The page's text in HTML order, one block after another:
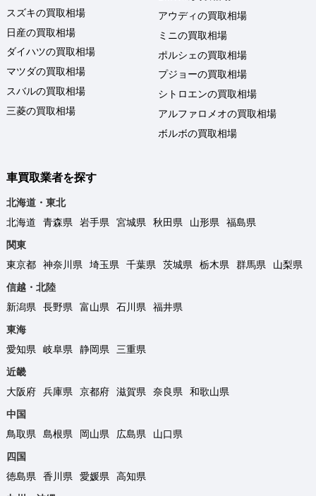
スズキの買取相場
日産の買取相場
ダイハツの買取相場
マツダの買取相場
スバルの買取相場
三菱の買取相場
アウディの買取相場
ミニの買取相場
ポルシェの買取相場
プジョーの買取相場
シトロエンの買取相場
アルファロメオの買取相場
ボルボの買取相場
車買取業者を探す
北海道・東北
北海道
青森県 岩手県 宮城県 秋田県 山形県
福島県
関東
東京都
神奈川県 埼玉県 千葉県 茨城県 栃木県 群馬県
山梨県
信越・北陸
新潟県
長野県 富山県 石川県
福井県
東海
愛知県
岐阜県 静岡県
三重県
近畿
大阪府
兵庫県 京都府 滋賀県 奈良県
和歌山県
中国
鳥取県
島根県 岡山県 広島県
山口県
四国
徳島県
香川県 愛媛県
高知県